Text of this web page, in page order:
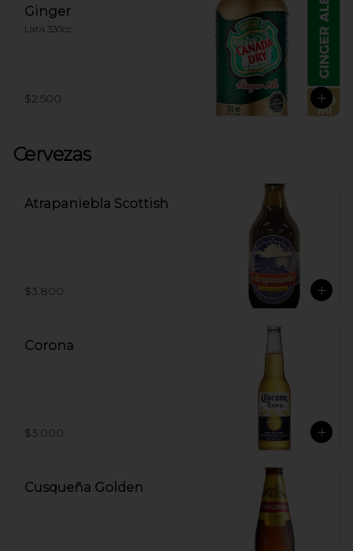
Ginger
Lata 330cc.
$2.500
Cervezas
Atrapaniebla Scottish
$3.800
Corona
$3.000
Cusqueña Golden